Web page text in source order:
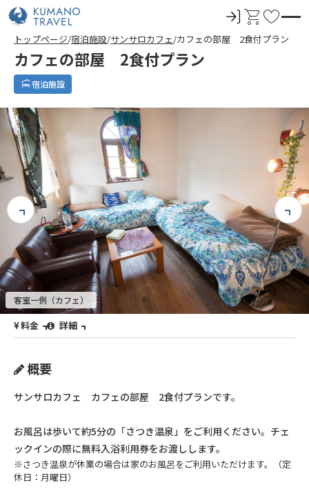
ロ
グ
イ
カ
ー
ト
お
気
に
トップページ 宿泊施設 サンサロカフェ カフェの部屋 2食付プラン
カフェの部屋 2食付プラン
宿泊施設
客室一例（カフェ）
料金 詳細
概要
サンサロカフェ カフェの部屋 2食付プランです。
お風呂は歩いて約5分の「さつき温泉」をご利用ください。チェ
ックインの際に無料入浴利用券をお渡しします。
※さつき温泉が休業の場合は家のお風呂をご利用いただけます。（定
休日：月曜日）